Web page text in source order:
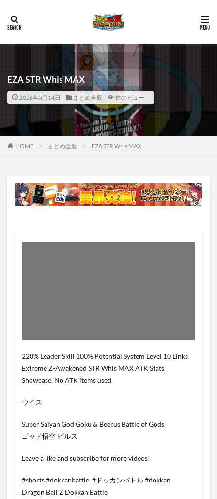
EZA STR Whis MAX
2026年5月14日 まとめ全般 件のビュー
HOME まとめ全般 EZA STR Whis MAX
220% Leader Skill 100% Potential System Level 10 Links
Extreme Z-Awakened STR Whis MAX ATK Stats
Showcase. No ATK items used.
ウイス
Super Saiyan God Goku & Beerus Battle of Gods
ゴッド悟空 ビルス
Leave a like and subscribe for more videos!
#shorts #dokkanbattle ​​​​​​​​​​​​​​​​​​​​​​​​​​​​​​​​​​​​​ #ドッカンバトル​ #dokkan ​​​​​​​​​​​​​​​​​​​​​​​​​​​​​​​​​​​​
Dragon Ball Z Dokkan Battle